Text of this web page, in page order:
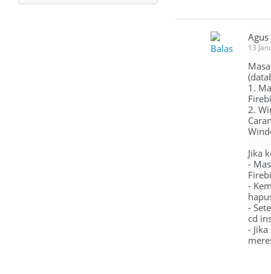
Balas
Agus
13
1.
2.
Jika
-
-
-
cd
-